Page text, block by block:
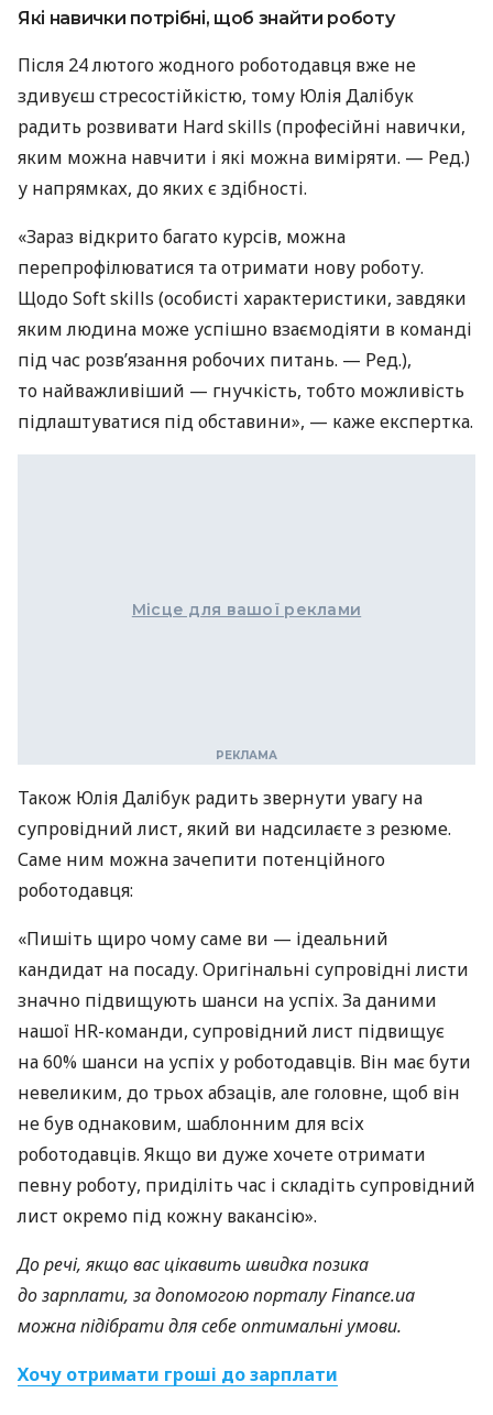
Які навички потрібні, щоб знайти роботу
Після 24 лютого жодного роботодавця вже не
здивуєш стресостійкістю, тому Юлія Далібук
радить розвивати Hard skills (професійні навички,
яким можна навчити і які можна виміряти. — Ред.)
у напрямках, до яких є здібності.
«Зараз відкрито багато курсів, можна
перепрофілюватися та отримати нову роботу.
Щодо Soft skills (особисті характеристики, завдяки
яким людина може успішно взаємодіяти в команді
під час розв’язання робочих питань. — Ред.),
то найважливіший — гнучкість, тобто можливість
підлаштуватися під обставини», — каже експертка.
Місце для вашої реклами
Також Юлія Далібук радить звернути увагу на
супровідний лист, який ви надсилаєте з резюме.
Саме ним можна зачепити потенційного
роботодавця:
«Пишіть щиро чому саме ви — ідеальний
кандидат на посаду. Оригінальні супровідні листи
значно підвищують шанси на успіх. За даними
нашої HR-команди, супровідний лист підвищує
на 60% шанси на успіх у роботодавців. Він має бути
невеликим, до трьох абзаців, але головне, щоб він
не був однаковим, шаблонним для всіх
роботодавців. Якщо ви дуже хочете отримати
певну роботу, приділіть час і складіть супровідний
лист окремо під кожну вакансію».
До речі, якщо вас цікавить швидка позика
до зарплати, за допомогою порталу Finance.ua
можна підібрати для себе оптимальні умови.
Хочу отримати гроші до зарплати